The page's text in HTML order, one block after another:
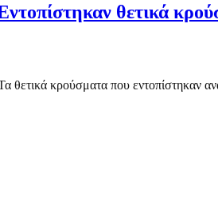
θετικά
θετικά κρούσματα που εντοπίστηκαν